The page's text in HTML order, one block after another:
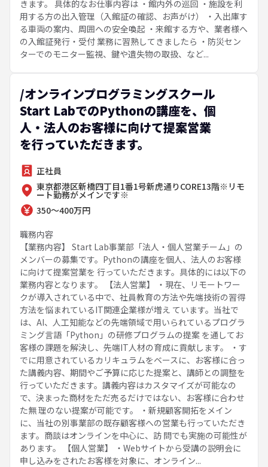
きます。 具体的なお仕事内容は ・館内外の巡回 ・施設を利
用する方の出入管理（入館証の確認、お声がけ） ・入出庫す
る車両の案内、周囲への安全喚起 ・来館する方や、業者様へ
の入館証発行・受付 業務に習熟してきましたら ・防災セン
ターでのモニター監視、鍵や遺失物の取扱、など...
/オンラインプログラミングスクール
Start LabでのPythonの講座を、個
人・法人のお客様に向けて提案営業
を行っていただきます。
正社員
東京都港区新橋四丁目1番1号新虎通りCORE13階※リモ
ート勤務がメインです※
350～400万円
職務内容
【業務内容】 Start Lab事業部「法人・個人営業チーム」の
メンバーの募集です。Pythonの講座を個人、法人のお客様
に向けて提案営業を 行っていただきます。具体的には以下の
業務内容となります。 【法人営業】 ・現在、リモートワー
クが導入されている中で、社員教育の方法や先端技術の習得
方法を悩まれているIT関連企業様が増え ています。当社で
は、AI、人工知能などの先端領域で用いられているプログラ
ミング言語「Python」の研修プログラムの提案 を通してお
客様の課題を解決し、先端IT人材の育成に貢献します。 ・す
でに用意されているカリキュラムをベースに、お客様に合っ
た講義内容、期間やご予算に応じた提案と、講師との調整を
行っていただきます。講義内容はカスタマイズが可能なの
で、決まった商材をただ売るだけではない、お客様に合わせ
た無 理のない提案が可能です。 ・新規顧客開拓をメイン
に、当社の別事業部の既存顧客様への営業も行っていただき
ます。商談はオンラインを中心に、訪 問でも実施の可能性が
あります。 【個人営業】 ・Webサイトから受講の説明会に
申し込みをされたお客様を対象に、オンライン...